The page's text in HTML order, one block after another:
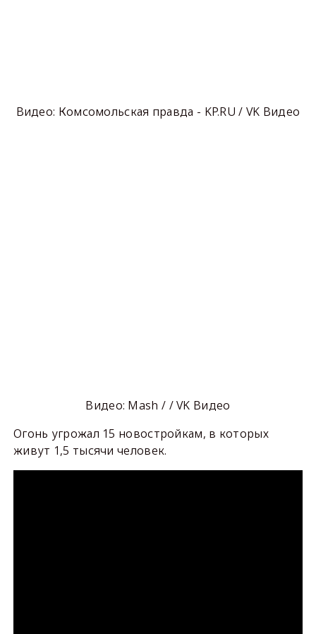
Видео: Комсомольская правда - KP.RU / VK Видео
Видео: Mash / / VK Видео
Огонь угрожал 15 новостройкам, в которых
живут 1,5 тысячи человек.